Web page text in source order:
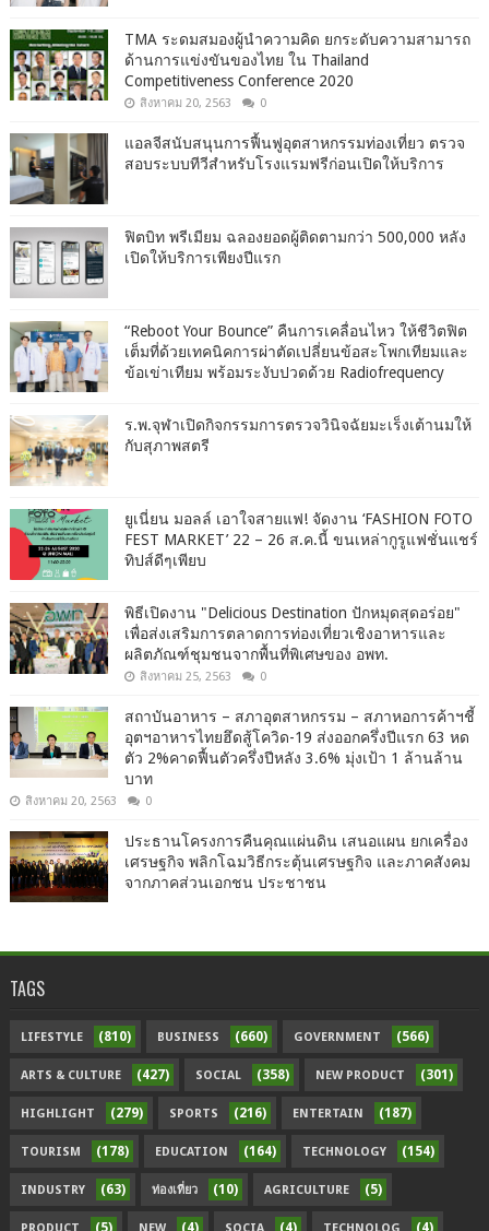
TMA ระดมสมองผู้นำความคิด ยกระดับความสามารถ
ด้านการแข่งขันของไทย ใน Thailand
Competitiveness Conference 2020
สิงหาคม 20, 2563 0
แอลจีสนับสนุนการฟื้นฟูอุตสาหกรรมท่องเที่ยว ตรวจ
สอบระบบทีวีสำหรับโรงแรมฟรีก่อนเปิดให้บริการ
ฟิตบิท พรีเมียม ฉลองยอดผู้ติดตามกว่า 500,000 หลัง
เปิดให้บริการเพียงปีแรก
“Reboot Your Bounce” คืนการเคลื่อนไหว ให้ชีวิตฟิต
เต็มที่ด้วยเทคนิคการผ่าตัดเปลี่ยนข้อสะโพกเทียมและ
ข้อเข่าเทียม พร้อมระงับปวดด้วย Radiofrequency
ร.พ.จุฬาเปิดกิจกรรมการตรวจวินิจฉัยมะเร็งเต้านมให้
กับสุภาพสตรี
ยูเนี่ยน มอลล์ เอาใจสายแฟ! จัดงาน ‘FASHION FOTO
FEST MARKET’ 22 – 26 ส.ค.นี้ ขนเหล่ากูรูแฟชั่นแชร์
ทิปส์ดีๆเพียบ
พิธีเปิดงาน "Delicious Destination ปักหมุดสุดอร่อย"
เพื่อส่งเสริมการตลาดการท่องเที่ยวเชิงอาหารและ
ผลิตภัณฑ์ชุมชนจากพื้นที่พิเศษของ อพท.
สิงหาคม 25, 2563 0
สถาบันอาหาร – สภาอุตสาหกรรม – สภาหอการค้าฯชี้
อุตฯอาหารไทยฮึดสู้โควิด-19 ส่งออกครึ่งปีแรก 63 หด
ตัว 2%คาดฟื้นตัวครึ่งปีหลัง 3.6% มุ่งเป้า 1 ล้านล้าน
บาท
สิงหาคม 20, 2563 0
ประธานโครงการคืนคุณแผ่นดิน เสนอแผน ยกเครื่อง
เศรษฐกิจ พลิกโฉมวิธีกระตุ้นเศรษฐกิจ และภาคสังคม
จากภาคส่วนเอกชน ประชาชน
TAGS
LIFESTYLE (810) BUSINESS (660) GOVERNMENT (566)
ARTS & CULTURE (427) SOCIAL (358) NEW PRODUCT (301)
HIGHLIGHT (279) SPORTS (216) ENTERTAIN (187)
TOURISM (178) EDUCATION (164) TECHNOLOGY (154)
INDUSTRY (63) ท่องเที่ยว (10) AGRICULTURE (5)
(5) (4) (4) (4)